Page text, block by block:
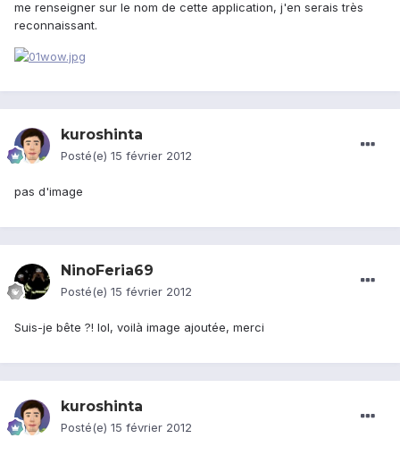
me renseigner sur le nom de cette application, j'en serais très
reconnaissant.
kuroshinta
Posté(e) 15 février 2012
pas d'image
NinoFeria69
Posté(e) 15 février 2012
Suis-je bête ?! lol, voilà image ajoutée, merci
kuroshinta
Posté(e) 15 février 2012